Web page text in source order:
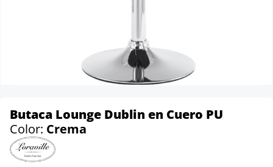
Butaca Lounge Dublin en Cuero PU
Color: Crema